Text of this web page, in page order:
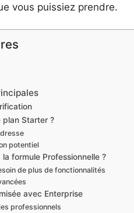
vous puissiez prendre.
plan Starter ?
potentiel
formule Professionnelle ?
de plus de fonctionnalités
avec Enterprise
professionnels